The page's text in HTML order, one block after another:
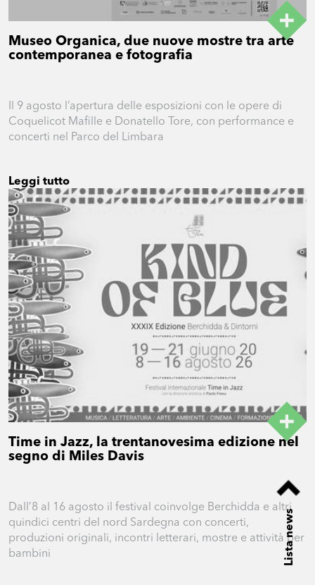
Museo Organica, due nuove mostre tra arte
contemporanea e fotografia
Il 9 agosto l’apertura delle esposizioni con le opere di
Coquelicot Mafille e Donatello Tore, con performance e
concerti nel Parco del Limbara
Leggi tutto
Time in Jazz, la trentanovesima edizione nel
segno di Miles Davis
Dall’8 al 16 agosto il festival coinvolge Berchidda e altri
quindici centri del nord Sardegna con concerti,
produzioni originali, incontri letterari, mostre e attività per
bambini
Lista news